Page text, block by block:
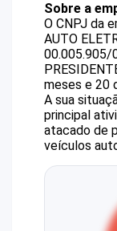
Sobre a
O CNPJ da
AUTO
00.005.905/
meses e 20
A sua
principal
atacado de
veículos